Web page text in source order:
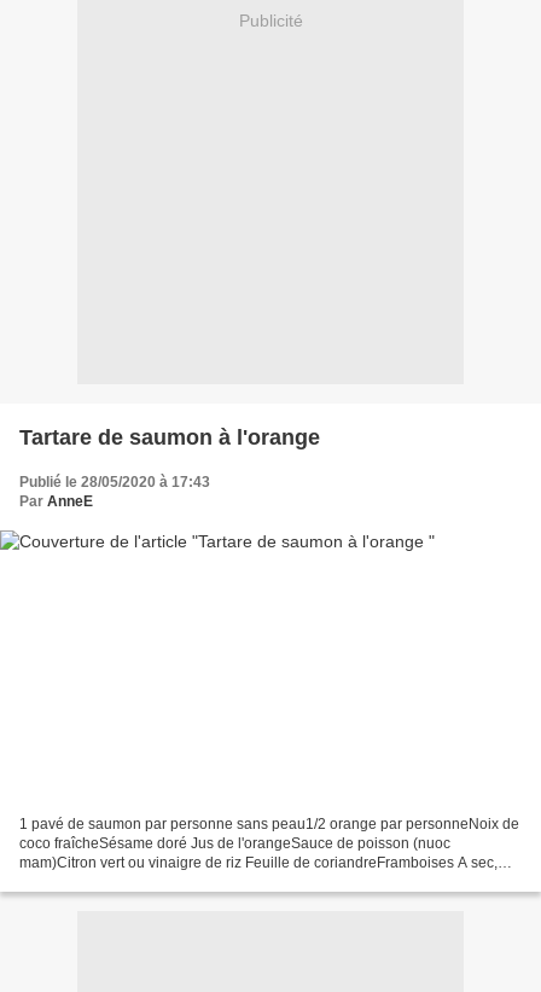
Publicité
Tartare de saumon à l'orange
Publié le 28/05/2020 à 17:43
Par AnneE
1 pavé de saumon par personne sans peau1/2 orange par personneNoix de
coco fraîcheSésame doré Jus de l'orangeSauce de poisson (nuoc
mam)Citron vert ou vinaigre de riz Feuille de coriandreFramboises A sec,